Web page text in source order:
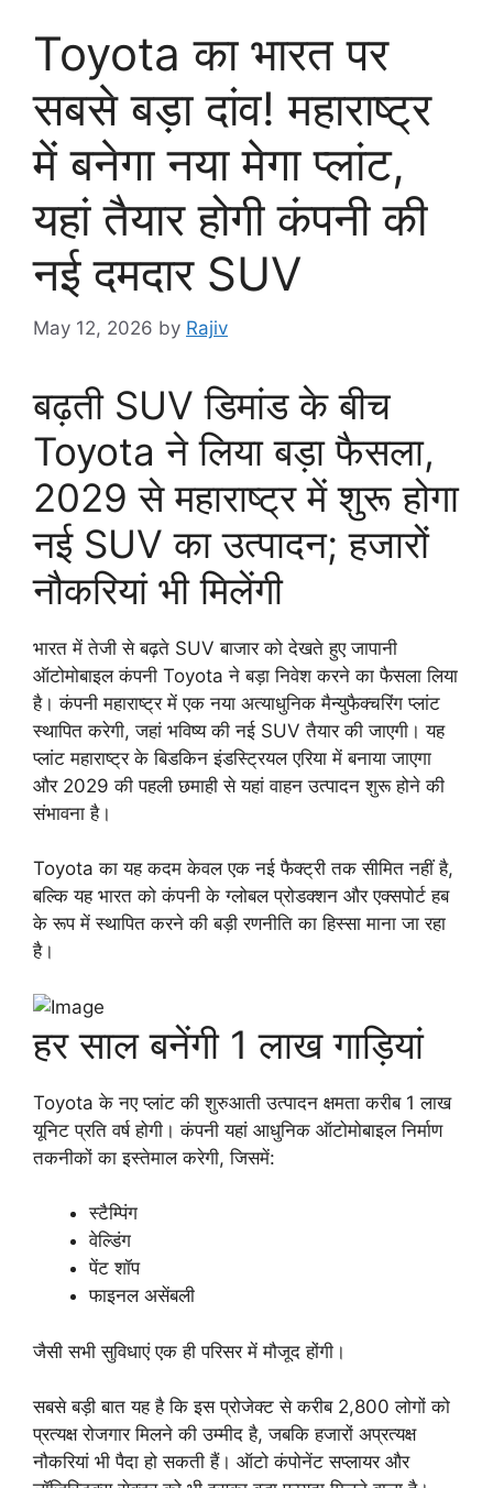
Toyota का भारत पर
सबसे बड़ा दांव! महाराष्ट्र
में बनेगा नया मेगा प्लांट,
यहां तैयार होगी कंपनी की
नई दमदार SUV
May 12, 2026 by Rajiv
बढ़ती SUV डिमांड के बीच
Toyota ने लिया बड़ा फैसला,
2029 से महाराष्ट्र में शुरू होगा
नई SUV का उत्पादन; हजारों
नौकरियां भी मिलेंगी
भारत में तेजी से बढ़ते SUV बाजार को देखते हुए जापानी
ऑटोमोबाइल कंपनी Toyota ने बड़ा निवेश करने का फैसला लिया
है। कंपनी महाराष्ट्र में एक नया अत्याधुनिक मैन्युफैक्चरिंग प्लांट
स्थापित करेगी, जहां भविष्य की नई SUV तैयार की जाएगी। यह
प्लांट महाराष्ट्र के बिडकिन इंडस्ट्रियल एरिया में बनाया जाएगा
और 2029 की पहली छमाही से यहां वाहन उत्पादन शुरू होने की
संभावना है।
Toyota का यह कदम केवल एक नई फैक्ट्री तक सीमित नहीं है,
बल्कि यह भारत को कंपनी के ग्लोबल प्रोडक्शन और एक्सपोर्ट हब
के रूप में स्थापित करने की बड़ी रणनीति का हिस्सा माना जा रहा
है।
हर साल बनेंगी 1 लाख गाड़ियां
Toyota के नए प्लांट की शुरुआती उत्पादन क्षमता करीब 1 लाख
यूनिट प्रति वर्ष होगी। कंपनी यहां आधुनिक ऑटोमोबाइल निर्माण
तकनीकों का इस्तेमाल करेगी, जिसमें:
स्टैम्पिंग
वेल्डिंग
पेंट शॉप
फाइनल असेंबली
जैसी सभी सुविधाएं एक ही परिसर में मौजूद होंगी।
सबसे बड़ी बात यह है कि इस प्रोजेक्ट से करीब 2,800 लोगों को
प्रत्यक्ष रोजगार मिलने की उम्मीद है, जबकि हजारों अप्रत्यक्ष
नौकरियां भी पैदा हो सकती हैं। ऑटो कंपोनेंट सप्लायर और